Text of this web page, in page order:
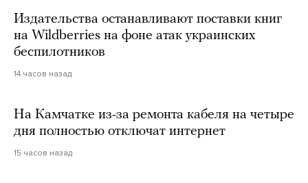
Издательства останавливают поставки книг
на Wildberries на фоне атак украинских
беспилотников
14 часов назад
На Камчатке из-за ремонта кабеля на четыре
дня полностью отключат интернет
15 часов назад